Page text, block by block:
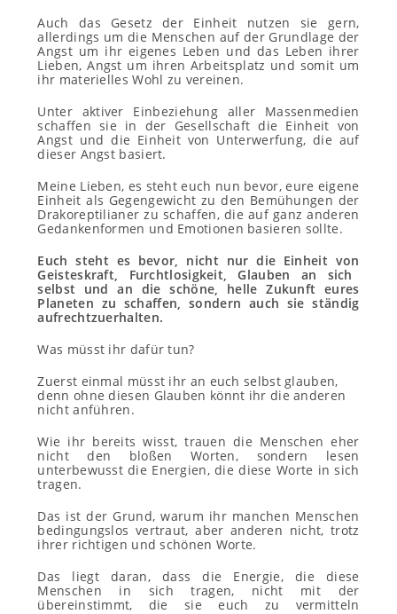
Auch das Gesetz der Einheit nutzen sie gern,
allerdings um die Menschen auf der Grundlage der
Angst um ihr eigenes Leben und das Leben ihrer
Lieben, Angst um ihren Arbeitsplatz und somit um
ihr materielles Wohl zu vereinen.
Unter aktiver Einbeziehung aller Massenmedien
schaffen sie in der Gesellschaft die Einheit von
Angst und die Einheit von Unterwerfung, die auf
dieser Angst basiert.
Meine Lieben, es steht euch nun bevor, eure eigene
Einheit als Gegengewicht zu den Bemühungen der
Drakoreptilianer zu schaffen, die auf ganz anderen
Gedankenformen und Emotionen basieren sollte.
Euch steht es bevor, nicht nur die Einheit von
Geisteskraft, Furchtlosigkeit, Glauben an sich
selbst und an die schöne, helle Zukunfteures
Planeten zu schaffen, sondern auch sieständig
aufrechtzuerhalten.
Was müsst ihr dafür tun?
Zuerst einmal müsst ihr an euch selbst glauben,
denn ohne diesen Glauben könnt ihr die anderen
nicht anführen.
Wie ihr bereits wisst, trauen die Menschen eher
nicht den bloßen Worten, sondern lesen
unterbewusst die Energien, die diese Worte in sich
tragen.
Das ist der Grund, warum ihr manchen Menschen
bedingungslos vertraut, aber anderen nicht, trotz
ihrer richtigen und schönen Worte.
Das liegt daran, dass die Energie, die diese
Menschen in sich tragen, nicht mit der
übereinstimmt, die sie euch zu vermitteln